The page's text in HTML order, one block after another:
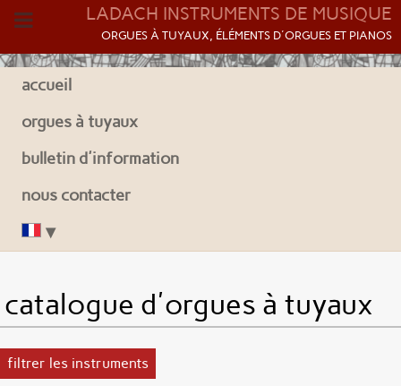
LADACH INSTRUMENTS DE MUSIQUE
ORGUES À TUYAUX, ÉLÉMENTS D'ORGUES ET PIANOS
accueil
orgues à tuyaux
bulletin d'information
nous contacter
catalogue d'orgues à tuyaux
filtrer les instruments